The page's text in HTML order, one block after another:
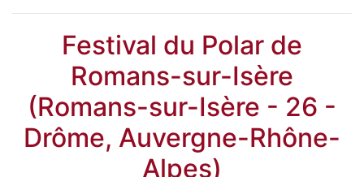
Festival du Polar de
Romans-sur-Isère
(Romans-sur-Isère - 26 -
Drôme, Auvergne-Rhône-
Alpes)